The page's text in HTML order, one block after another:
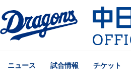
ニュース 試合情報 チケット